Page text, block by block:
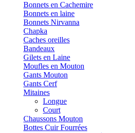
Bonnets en Cachemire
Bonnets en laine
Bonnets Nirvanna
Chapka
Caches oreilles
Bandeaux
Gilets en Laine
Moufles en Mouton
Gants Mouton
Gants Cerf
Mitaines
Longue
Court
Chaussons Mouton
Bottes Cuir Fourrées